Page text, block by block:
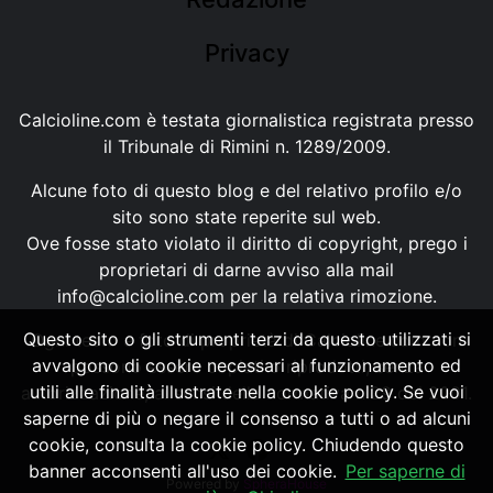
Privacy
Calcioline.com è testata giornalistica registrata presso
il Tribunale di Rimini n. 1289/2009.
Alcune foto di questo blog e del relativo profilo e/o
sito sono state reperite sul web.
Ove fosse stato violato il diritto di copyright, prego i
proprietari di darne avviso alla mail
info@calcioline.com per la relativa rimozione.
Ogni testo e foto di proprietà di Calcioline.com non
possono essere copiati o riprodotti, senza
autorizzazione, ai sensi della normativa n.29 del 2001.
Powered by SpheraHouse
Questo sito o gli strumenti terzi da questo utilizzati si
avvalgono di cookie necessari al funzionamento ed
utili alle finalità illustrate nella cookie policy. Se vuoi
saperne di più o negare il consenso a tutti o ad alcuni
cookie, consulta la cookie policy. Chiudendo questo
banner acconsenti all'uso dei cookie. Per saperne di